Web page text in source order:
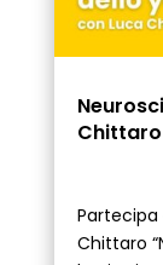
Chittaro
Partecipa
Chittaro